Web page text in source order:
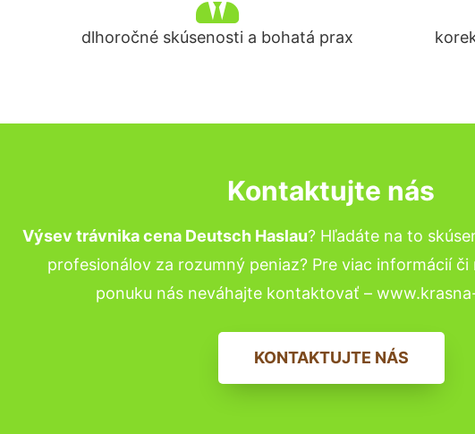
dlhoročné skúsenosti a bohatá prax
Kontaktujte nás
Výsev trávnika cena Deutsch Haslau? Hľadáte na to
profesionálov za rozumný peniaz? Pre viac informácií či
ponuku nás neváhajte kontaktovať –
KONTAKTUJTE NÁS